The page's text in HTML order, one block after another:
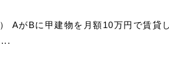
AがBに甲建物を月額10万円で賃